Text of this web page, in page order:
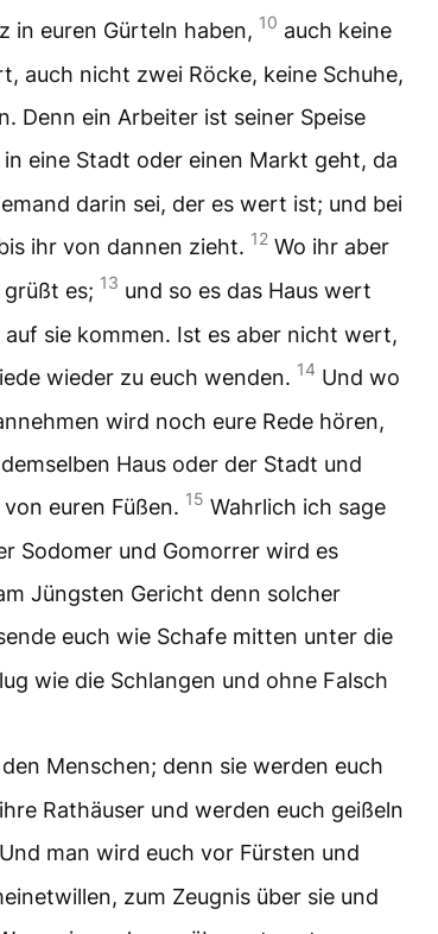
in euren Gürteln haben, 10 auch keine
auch nicht zwei Röcke, keine Schuhe,
Denn ein Arbeiter ist seiner Speise
eine Stadt oder einen Markt geht, da
darin sei, der es wert ist; und bei
ihr von dannen zieht. 12 Wo ihr aber
es; 13 und so es das Haus wert
sie kommen. Ist es aber nicht wert,
wieder zu euch wenden. 14 Und wo
wird noch eure Rede hören,
Haus oder der Stadt und
euren Füßen. 15 Wahrlich ich sage
Sodomer und Gomorrer wird es
Jüngsten Gericht denn solcher
euch wie Schafe mitten unter die
wie die Schlangen und ohne Falsch
Menschen; denn sie werden euch
Rathäuser und werden euch geißeln
Und man wird euch vor Fürsten und
zum Zeugnis über sie und